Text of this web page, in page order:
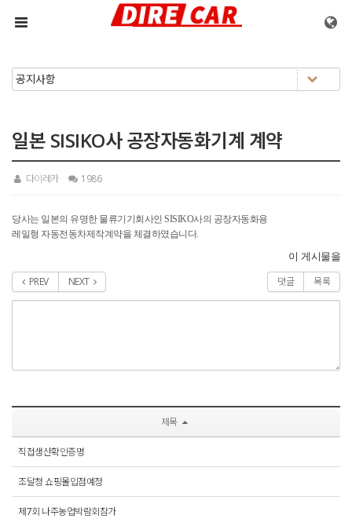
메뉴 건너뛰기
일본 SISIKO사 공장자동화기계 계약
다이레카 1986
당사는 일본의 유명한 물류기기회사인 SISIKO사의 공장자동화용
레일형 자동전동차제작계약을 체결하였습니다.
이 게시물을
PREV NEXT 댓글 목록
제목
직접생산확인증명
조달청 쇼핑몰입점예정
제7회 나주농업박람회참가